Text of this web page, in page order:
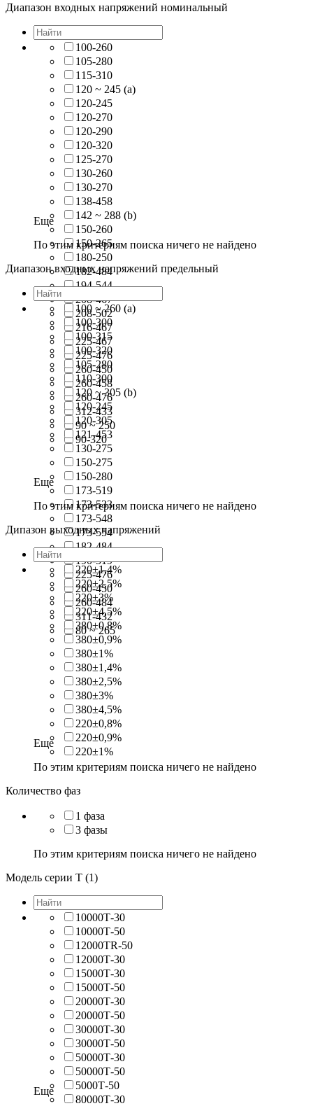
Диапазон входных напряжений номинальный
100-260
105-280
115-310
120 ~ 245 (a)
120-245
120-270
120-290
120-320
125-270
130-260
130-270
138-458
142 ~ 288 (b)
150-260
150-265
180-250
182-484
194-544
208-467
208-502
216-467
225-467
225-476
260-450
260-458
260-476
312-433
90 ~ 250
90-320
Еще
По этим критериям поиска ничего не найдено
Диапазон входных напряжений предельный
100 ~ 260 (a)
100-300
100-315
100-320
105-280
110-300
120 ~ 305 (b)
120-245
120-305
121-453
130-275
150-275
150-280
173-519
173-533
173-548
173-554
182-484
190-519
225-476
260-450
260-484
311-432
80 ~ 265
Еще
По этим критериям поиска ничего не найдено
Дипазон выходных напряжений
220±1,4%
220±2,5%
220±3%
220±4,5%
380±0,8%
380±0,9%
380±1%
380±1,4%
380±2,5%
380±3%
380±4,5%
220±0,8%
220±0,9%
220±1%
Еще
По этим критериям поиска ничего не найдено
Количество фаз
1 фаза
3 фазы
По этим критериям поиска ничего не найдено
Модель серии Т (1)
10000Т-30
10000Т-50
12000TR-50
12000Т-30
15000Т-30
15000Т-50
20000Т-30
20000Т-50
30000Т-30
30000Т-50
50000Т-30
50000Т-50
5000Т-50
80000Т-30
Еще